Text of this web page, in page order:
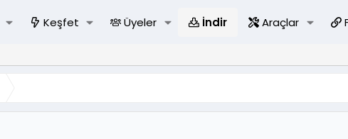
Keşfet Üyeler İndir Araçlar